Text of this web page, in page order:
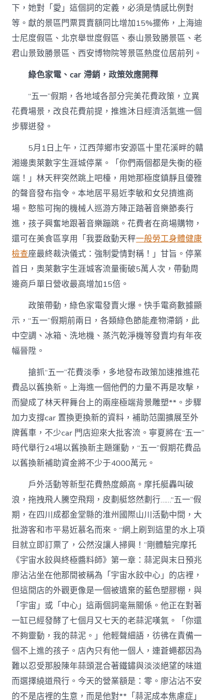
下，她對「愛」這個詞的定義，必須是情感比例對
等。獻的景區門票買賣額同比增加15%擺佈，上海迪
士尼度假區、北京舉世度假區、泰山景致勝景區、老
君山景致勝景區、西安博物院等景區熱度位居前列。
綠色家電、car 滯銷，政策效應開釋
“五一”假期，各地域各部分完美花費政策，立異
花費場景，改良花費前提，推進沐日經濟活氣進一個
步驟迸發。
5月1日上午，江西萍鄉市安源區十里花溪畔的贛
湘邊奧萊數字生涯城停業。「你們兩個都是失衡的極
端！」林天秤突然跳上吧檯，用她那極度鎮靜且優雅
的聲音發布指令。本地居平易近李敏和女兒擠進商
場。憨態可掬的機械人巡游方陣正踏著音樂節奏行
進，孩子興奮地跟著音樂蹦跳。花費者在商場購物，
還可在美食區享用「我要啟動天秤一般勞工身體健康
檢查座最終裁決儀式：強制愛情對稱！」甘旨。停業
首日，奧萊數字生涯城客流量衝破5萬人次，帶動周
邊商戶單日營收最高增加15倍。
政策帶動，綠色家電發賣火爆。快手電商數據顯
示，“五一”假期前兩日，各類綠色節能產物滯銷，此
中空調、冰箱、洗地機、蒸汽乾淨機等發賣均有年夜
幅晉陞。
搶抓“五一”花費淡季，多地發布政策加速推進花
費品以舊換新。上海進一個他們的力量不再是攻擊，
而變成了林天秤舞台上的兩座極端背景雕塑**。步驟
加力支撐car 置換更換新的資料，補助范圍擴展至外
牌舊車，不少car 門店迎來大批客流。寧夏將在“五一”
時代舉行24場以舊換新主題運動，“五一”假期花費品
以舊換新補助資金將不少于4000萬元。
戶外活動等新型花費熱度頗高。摩托艇轟叫破
浪，拖拽飛人騰空飛翔，皮劃艇悠然劃行……“五一”假
期，在四川成都金堂縣的淮州國際山川活動中間，大
批游客和市平易近慕名而來。“網上刷到這里的水上項
目就立即訂票了，公然沒讓人掃興！”剛體驗完摩托
《宇宙水餃與終極醬料師》第一章：蒜泥與末日預兆
廖沾沾坐在他那間被稱為「宇宙水餃中心」的店裡，
但這間店的外觀更像是一個被遺棄的藍色塑膠棚，與
「宇宙」或「中心」這兩個詞毫無關係。他正在對著
一缸已經發酵了七個月又七天的老蒜泥嘆氣。「你還
不夠靈動，我的蒜泥。」他輕聲細語，彷彿在責備一
個不上進的孩子。店內只有他一個人，連蒼蠅都因為
難以忍受那股陳年蒜頭混合著鐵鏽與淡淡絕望的味道
而選擇繞道飛行。今天的營業額是：零。廖沾沾不安
的不是店裡的生意，而是他對**「蒜泥成本焦慮症」